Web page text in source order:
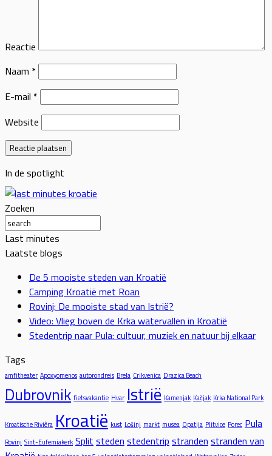
Reactie
Naam *
E-mail *
Website
In de spotlight
Zoeken
Last minutes
Laatste blogs
De 5 mooiste steden van Kroatië
Camping Kroatië met Roan
Rovinj: De mooiste stad van Istrië?
Video: Vlieg boven de Krka watervallen in Kroatië
Stedentrip naar Pula: cultuur, muziek en natuur bij elkaar
Tags
amfitheater Apoxyomenos autorondreis Brela Crikvenica Drazica Beach
Dubrovnik fietsvakantie Hvar Istrië Kamenjak Kačjak Krka National Park
Kroatische Rivièra Kroatië kust Lošinj markt musea Opatija Plitvice Porec Pula
Rovinj Sint-Eufemiakerk Split steden stedentrip stranden stranden van